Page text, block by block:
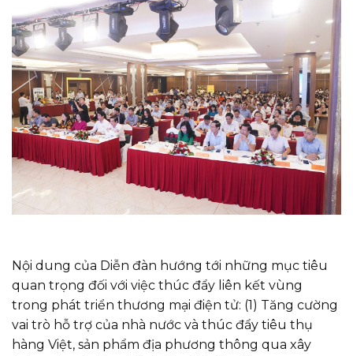
Nội dung của Diễn đàn hướng tới những mục tiêu
quan trọng đối với việc thúc đẩy liên kết vùng
trong phát triển thương mại điện tử: (1) Tăng cường
vai trò hỗ trợ của nhà nước và thúc đẩy tiêu thụ
hàng Việt, sản phẩm địa phương thông qua xây